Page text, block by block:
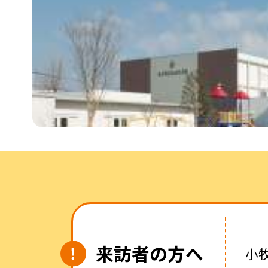
来訪者の方へ 小